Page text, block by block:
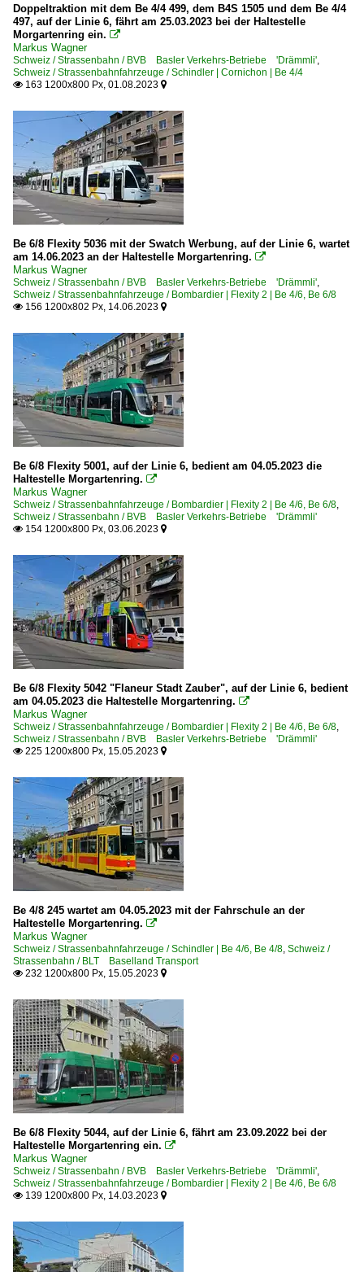
Doppeltraktion mit dem Be 4/4 499, dem B4S 1505 und dem Be 4/4
497, auf der Linie 6, fährt am 25.03.2023 bei der Haltestelle
Morgartenring ein. 
Markus Wagner
Schweiz / Strassenbahn / BVB Basler Verkehrs-Betriebe 'Drämmli',
Schweiz / Strassenbahnfahrzeuge / Schindler | Cornichon | Be 4/4
 163 1200x800 Px, 01.08.2023 
Be 6/8 Flexity 5036 mit der Swatch Werbung, auf der Linie 6, wartet
am 14.06.2023 an der Haltestelle Morgartenring. 
Markus Wagner
Schweiz / Strassenbahn / BVB Basler Verkehrs-Betriebe 'Drämmli',
Schweiz / Strassenbahnfahrzeuge / Bombardier | Flexity 2 | Be 4/6, Be 6/8
 156 1200x802 Px, 14.06.2023 
Be 6/8 Flexity 5001, auf der Linie 6, bedient am 04.05.2023 die
Haltestelle Morgartenring. 
Markus Wagner
Schweiz / Strassenbahnfahrzeuge / Bombardier | Flexity 2 | Be 4/6, Be 6/8,
Schweiz / Strassenbahn / BVB Basler Verkehrs-Betriebe 'Drämmli'
 154 1200x800 Px, 03.06.2023 
Be 6/8 Flexity 5042 "Flaneur Stadt Zauber", auf der Linie 6, bedient
am 04.05.2023 die Haltestelle Morgartenring. 
Markus Wagner
Schweiz / Strassenbahnfahrzeuge / Bombardier | Flexity 2 | Be 4/6, Be 6/8,
Schweiz / Strassenbahn / BVB Basler Verkehrs-Betriebe 'Drämmli'
 225 1200x800 Px, 15.05.2023 
Be 4/8 245 wartet am 04.05.2023 mit der Fahrschule an der
Haltestelle Morgartenring. 
Markus Wagner
Schweiz / Strassenbahnfahrzeuge / Schindler | Be 4/6, Be 4/8, Schweiz /
Strassenbahn / BLT Baselland Transport
 232 1200x800 Px, 15.05.2023 
Be 6/8 Flexity 5044, auf der Linie 6, fährt am 23.09.2022 bei der
Haltestelle Morgartenring ein. 
Markus Wagner
Schweiz / Strassenbahn / BVB Basler Verkehrs-Betriebe 'Drämmli',
Schweiz / Strassenbahnfahrzeuge / Bombardier | Flexity 2 | Be 4/6, Be 6/8
 139 1200x800 Px, 14.03.2023 